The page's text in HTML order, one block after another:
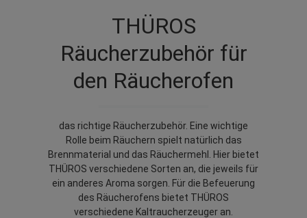
THÜROS
Räucherzubehör für
den Räucherofen
das richtige Räucherzubehör. Eine wichtige
Rolle beim Räuchern spielt natürlich das
Brennmaterial und das Räuchermehl. Hier bietet
THÜROS verschiedene Sorten an, die jeweils für
ein anderes Aroma sorgen. Für die Befeuerung
des Räucherofens bietet THÜROS
verschiedene Kaltraucherzeuger an.